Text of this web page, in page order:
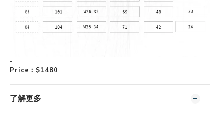
-
Price ： $1480
了解更多